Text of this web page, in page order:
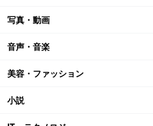
写真・動画
音声・音楽
美容・ファッション
小説